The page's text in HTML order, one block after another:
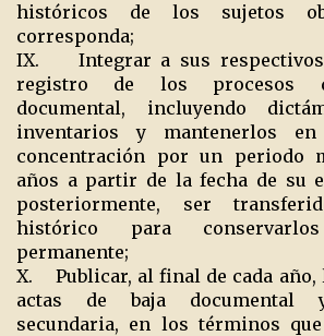
históricos de los sujetos
corresponda;
IX. Integrar a sus respectivos
registro de los procesos
documental, incluyendo
inventarios y mantenerlos
concentración por un periodo
años a partir de la fecha de su
posteriormente, ser
histórico para
permanente;
X. Publicar, al final de cada año,
actas de baja documental
secundaria, en los términos